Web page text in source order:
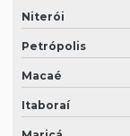
Niterói
Petrópolis
Macaé
Itaboraí